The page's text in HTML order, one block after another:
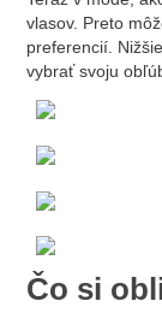
vlasov. Preto
preferencií.
vybrať svoju
Čo si